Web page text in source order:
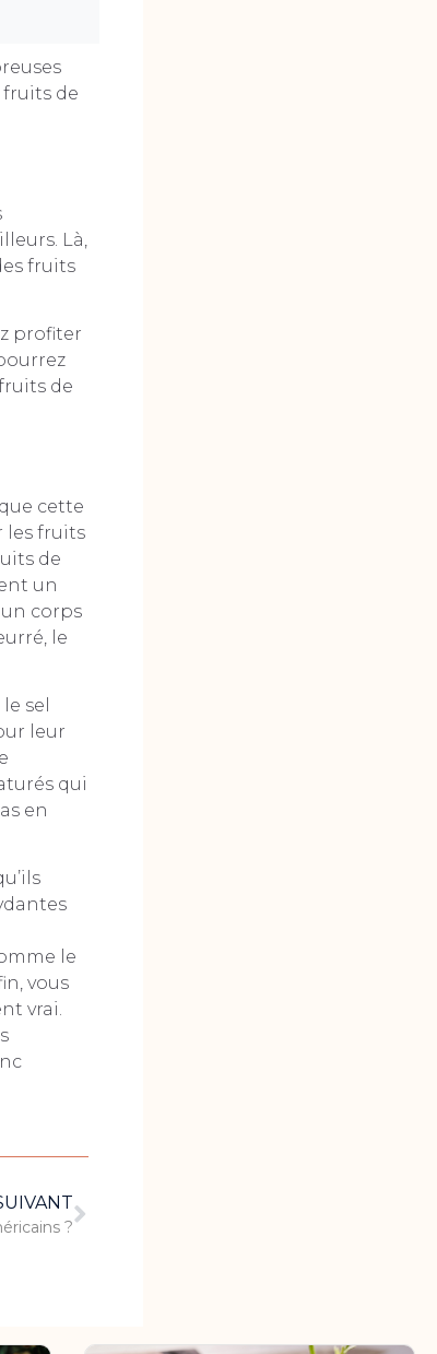
fruits de
Là,
fruits
profiter
de
cette
les fruits
de
un
corps
le
sel
leur
qui
en
le
vous
vrai.
?